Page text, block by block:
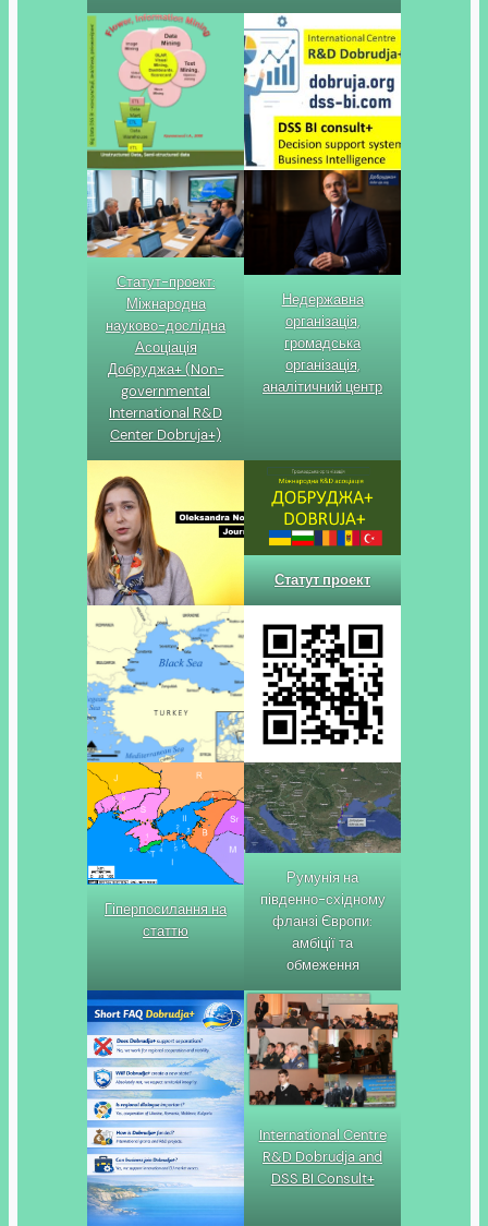
Статут-проект:
Міжнародна
науково-дослідна
Асоціація
Добруджа+ (Non-
governmental
International R&D
Center Dobruja+)
Недержавна
організація,
громадська
організація,
аналітичний центр
Статут проект
Гіперпосилання на
статтю
Румунія на
південно-східному
фланзі Європи:
амбіції та
обмеження
International Centre
R&D Dobrudja and
DSS BI Consult+